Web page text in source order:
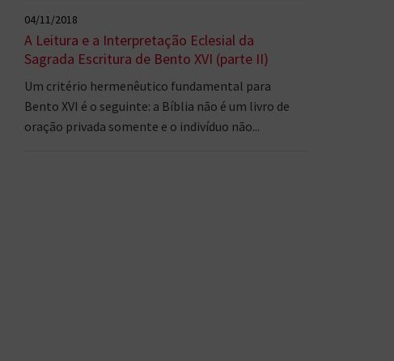
04/11/2018
A Leitura e a Interpretação Eclesial da
Sagrada Escritura de Bento XVI (parte II)
Um critério hermenêutico fundamental para
Bento XVI é o seguinte: a Bíblia não é um livro de
oração privada somente e o indivíduo não...